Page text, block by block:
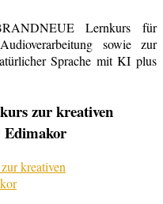
Lernkurs für
sowie zur
Sprache mit KI plus
zur kreativen
Edimakor